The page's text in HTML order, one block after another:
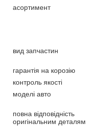
асортимент
вид запчастин
гарантія на корозію
контроль якості
моделі авто
повна відповідність
оригінальним деталям